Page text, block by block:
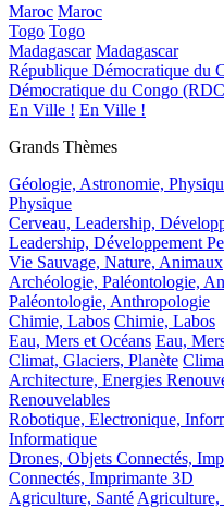
Maroc Maroc
Togo Togo
Madagascar Madagascar
République Démocratique du
Démocratique du Congo
En Ville ! En Ville !
Grands Thèmes
Géologie, Astronomie,
Physique
Cerveau, Leadership,
Leadership, Développement
Vie Sauvage, Nature, Animaux
Archéologie, Paléontologie,
Paléontologie, Anthropologie
Chimie, Labos Chimie, Labos
Eau, Mers et Océans Eau,
Climat, Glaciers, Planète
Architecture, Energies
Renouvelables
Robotique, Electronique,
Informatique
Drones, Objets Connectés,
Connectés, Imprimante 3D
Agriculture, Santé Agriculture,